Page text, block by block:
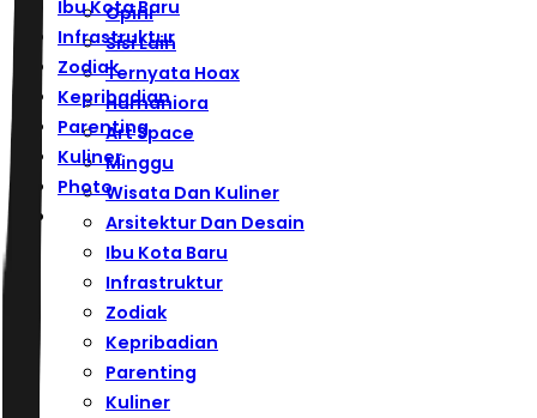
Ibu Kota Baru
Infrastruktur
Zodiak
Kepribadian
Parenting
Kuliner
Photo
Opini
Sisi Lain
Ternyata Hoax
Humaniora
Art Space
Minggu
Wisata Dan Kuliner
Arsitektur Dan Desain
Ibu Kota Baru
Infrastruktur
Zodiak
Kepribadian
Parenting
Kuliner